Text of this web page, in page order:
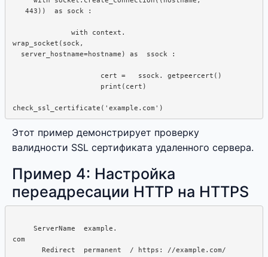
   443))  as sock :
              with context.
wrap_socket(sock,
  server_hostname=hostname) as  ssock :
                     cert =   ssock. getpeercert()
                     print(cert)
Этот пример демонстрирует проверку
валидности SSL сертификата удаленного сервера.
Пример 4: Настройка
переадресации HTTP на HTTPS
     ServerName  example.
com